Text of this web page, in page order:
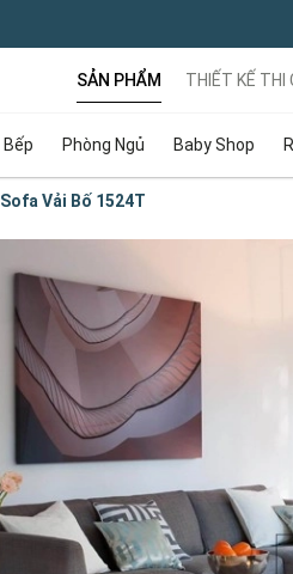
SẢN PHẨM
Bếp Phòng Ngủ Baby Shop
THIẾT KẾ THI
Sofa Vải Bố 1524T